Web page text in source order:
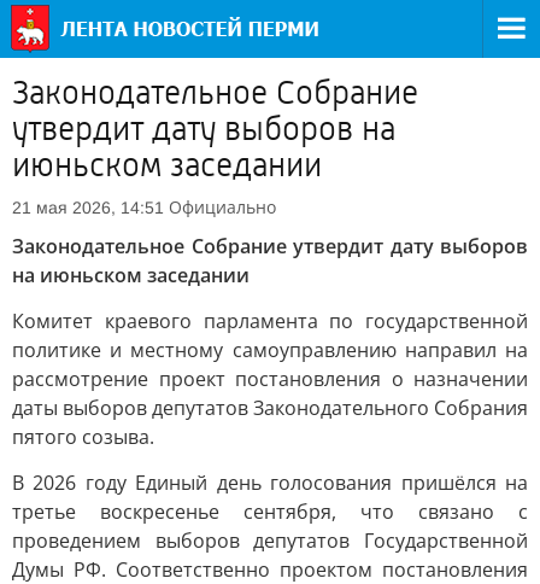
Законодательное Собрание
утвердит дату выборов на
июньском заседании
21 мая 2026, 14:51 Официально
Законодательное Собрание утвердит дату выборов
на июньском заседании
Комитет краевого парламента по государственной
политике и местному самоуправлению направил на
рассмотрение проект постановления о назначении
даты выборов депутатов Законодательного Собрания
пятого созыва.
В 2026 году Единый день голосования пришёлся на
третье воскресенье сентября, что связано с
проведением выборов депутатов Государственной
Думы РФ. Соответственно проектом постановления